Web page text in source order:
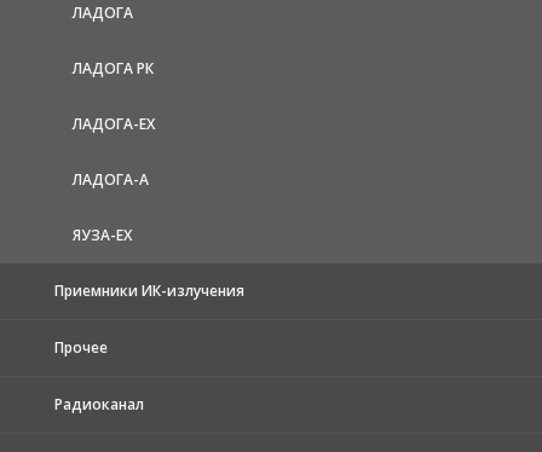
ЛАДОГА
ЛАДОГА РК
ЛАДОГА-EX
ЛАДОГА-А
ЯУЗА-ЕХ
Приемники ИК-излучения
Прочее
Радиоканал